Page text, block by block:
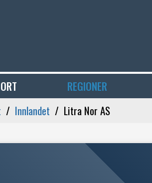
REGIONER
Innlandet Litra Nor AS